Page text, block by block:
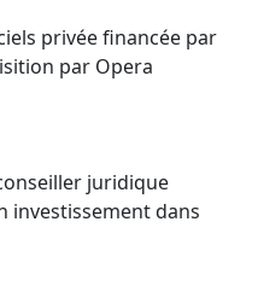
privée financée par
par Opera
juridique
investissement dans